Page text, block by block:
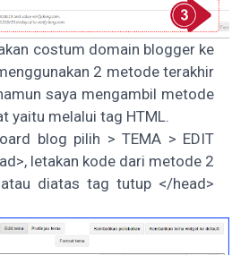
costum domain blogger ke
2 metode terakhir
saya mengambil metode
yaitu melalui tag HTML.
blog pilih > TEMA > EDIT
letakan kode dari metode 2
diatas tag tutup </head>